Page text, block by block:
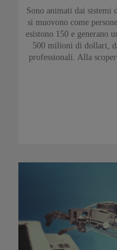
Sono animati dai sistemi
si muovono come
esistono 150 e generano
500 milioni di dollari,
professionali. Alla